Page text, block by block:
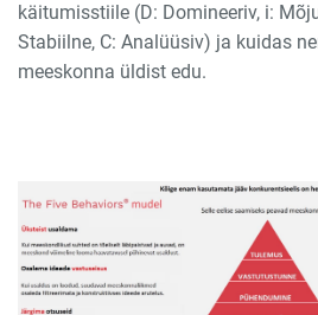
käitumisstiile (D: Domineeriv, i:
Stabiilne, C: Analüüsiv) ja kuidas
meeskonna üldist edu.